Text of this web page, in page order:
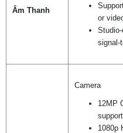
Âm Thanh
or
signal-
Camera
12MP
support
1080p